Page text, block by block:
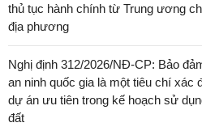
thủ tục hành chính từ Trung ương
địa phương
Nghị định 312/2026/NĐ-CP: Bảo
an ninh quốc gia là một tiêu chí xác
dự án ưu tiên trong kế hoạch sử
đất